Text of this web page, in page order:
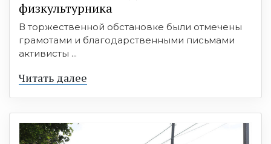
физкультурника
В торжественной обстановке были отмечены
грамотами и благодарственными письмами
активисты ...
Читать далее